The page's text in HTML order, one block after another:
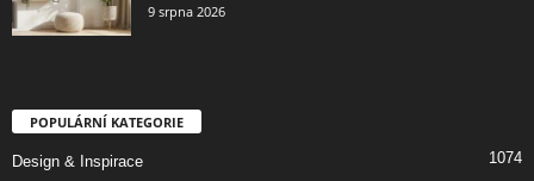
9 srpna 2026
POPULÁRNÍ KATEGORIE
Design & Inspirace 1074